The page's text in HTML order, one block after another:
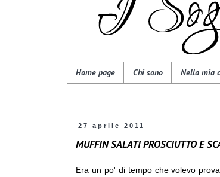
Home page Chi sono Nella mia
27 aprile 2011
MUFFIN SALATI PROSCIUTTO E
Era un po' di tempo che volevo